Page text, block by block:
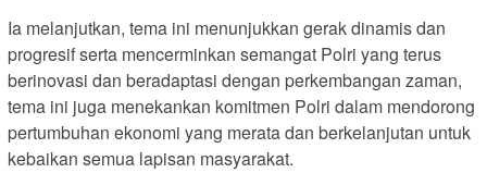
Ia melanjutkan, tema ini menunjukkan gerak dinamis dan
progresif serta mencerminkan semangat Polri yang terus
berinovasi dan beradaptasi dengan perkembangan zaman,
tema ini juga menekankan komitmen Polri dalam mendorong
pertumbuhan ekonomi yang merata dan berkelanjutan untuk
kebaikan semua lapisan masyarakat.